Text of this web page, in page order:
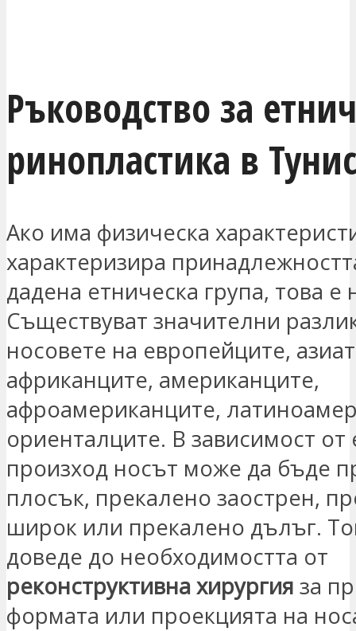
Ръководство за
ринопластика в Тунис
Ако има физическа
характеризира
дадена етническа група, това е
Съществуват значителни
носовете на европейците,
африканците, американците,
афроамериканците,
ориенталците. В зависимост от
произход носът може да бъде
плосък, прекалено заострен,
широк или прекалено дълъг.
доведе до необходимостта от
реконструктивна хирургия за
формата или проекцията на